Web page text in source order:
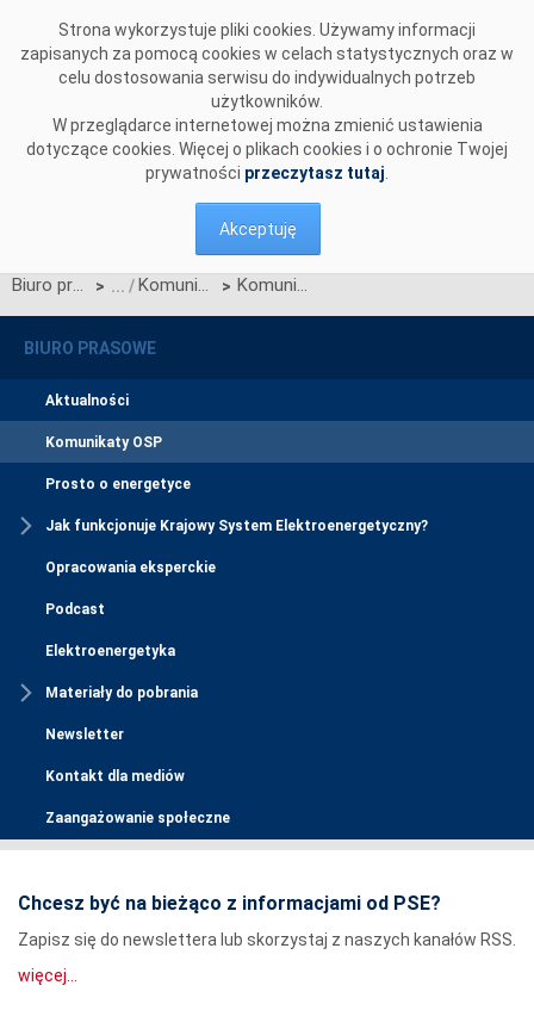
Strona wykorzystuje pliki cookies. Używamy informacji
zapisanych za pomocą cookies w celach statystycznych oraz w
celu dostosowania serwisu do indywidualnych potrzeb
użytkowników.
W przeglądarce internetowej można zmienić ustawienia
dotyczące cookies. Więcej o plikach cookies i o ochronie Twojej
prywatności przeczytasz tutaj
Akceptuję
Biuro prasowe > Komunikaty OSP > Komunikat OSP dotyczący zmian IRiESP wynikających z Karty aktualizacji nr CK/12/2020 IRiESP - Korzystanie
BIURO PRASOWE
Aktualności
Komunikaty OSP
Prosto o energetyce
Jak funkcjonuje Krajowy System Elektroenergetyczny?
Opracowania eksperckie
Podcast
Elektroenergetyka
Materiały do pobrania
Newsletter
Kontakt dla mediów
Zaangażowanie społeczne
Chcesz być na bieżąco z informacjami od PSE?
Zapisz się do newslettera lub skorzystaj z naszych kanałów RSS.
więcej...